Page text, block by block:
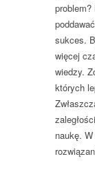
problem?
sukces.
więcej
wiedzy.
których
naukę.